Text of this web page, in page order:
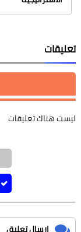
تعليقات
ليست هناك تعليقات